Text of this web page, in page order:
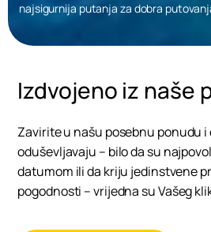
najsigurnija putanja za dobra
Izdvojeno iz naše
Zavirite u našu posebnu ponudu
oduševljavaju – bilo da su
datumom ili da kriju jedinstvene
pogodnosti – vrijedna su Vašeg